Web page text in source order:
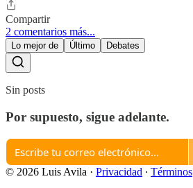
Compartir
2 comentarios más...
Lo mejor de Último Debates
Sin posts
Por supuesto, sigue adelante.
© 2026 Luis Avila · Privacidad ∙ Términos